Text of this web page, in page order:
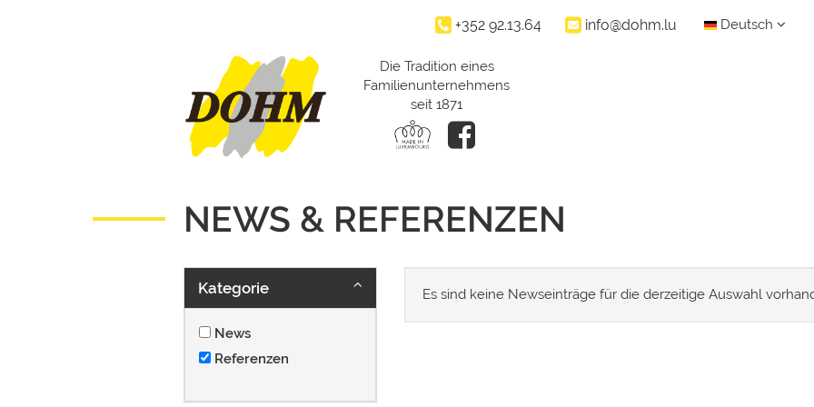
+352 92.13.64 info@dohm.lu Deutsch
Die Tradition eines
Familienunternehmens
seit 1871
NEWS & REFERENZEN
Kategorie
News
Referenzen
Es sind keine Newseinträge für die derzeitige Auswahl